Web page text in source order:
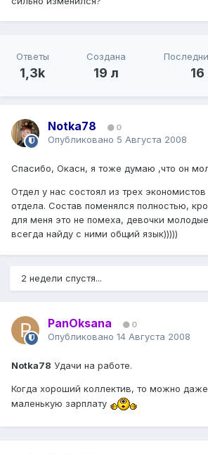
Ответы
1,3k
Создана
19 л 16
Notka78 0
Опубликовано 5 Августа 2008
Спасибо, Окасн, я тоже думаю ,что он
Отдел у нас состоял из трех экономистов
отдела. Состав поменялся полностью,
для меня это не помеха, девочки
всегда найду с ними общий язык)))))
2 недели спустя...
PanOksana 0
Опубликовано 14 Августа 2008
Notka78 Удачи на работе.
Когда хороший коллектив, то можно даже
маленькую зарплату